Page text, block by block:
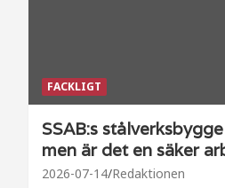
FACKLIGT
SSAB:s
men är det en säker
2026-07-14 Redaktionen